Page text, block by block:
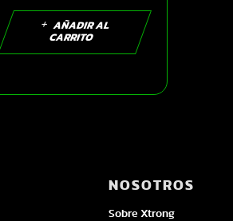
rojo mate visor
rojo XL |
SKU16226
AÑADIR AL
CARRITO
NOSOTROS
Sobre Xtrong